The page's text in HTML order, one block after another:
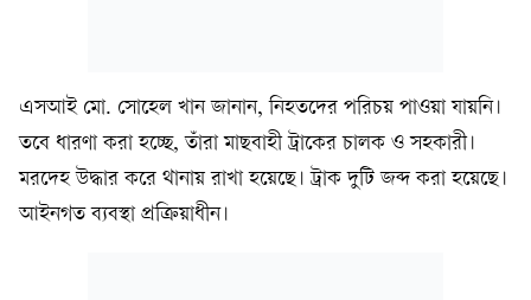
এসআই মো. সোহেল খান জানান, নিহতদের পরিচয় পাওয়া যায়নি।
তবে ধারণা করা হচ্ছে, তাঁরা মাছবাহী ট্রাকের চালক ও সহকারী।
মরদেহ উদ্ধার করে থানায় রাখা হয়েছে। ট্রাক দুটি জব্দ করা হয়েছে।
আইনগত ব্যবস্থা প্রক্রিয়াধীন।